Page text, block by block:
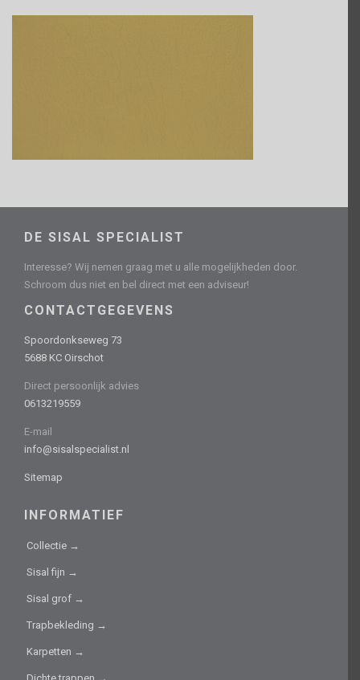
DE SISAL SPECIALIST
Interesse? Wij nemen graag met u alle mogelijkheden door.
Schroom dus niet en bel direct met een adviseur!
CONTACTGEGEVENS
Spoordonkseweg 73
5688 KC Oirschot
Direct persoonlijk advies
0613219559
E-mail
info@sisalspecialist.nl
Sitemap
INFORMATIEF
Collectie →
Sisal fijn →
Sisal grof →
Trapbekleding →
Karpetten →